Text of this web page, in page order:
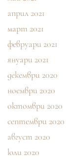
април 2021
март 2021
февруари 2021
януари 2021
декември 2020
ноември 2020
октомври 2020
септември 2020
август 2020
юли 2020